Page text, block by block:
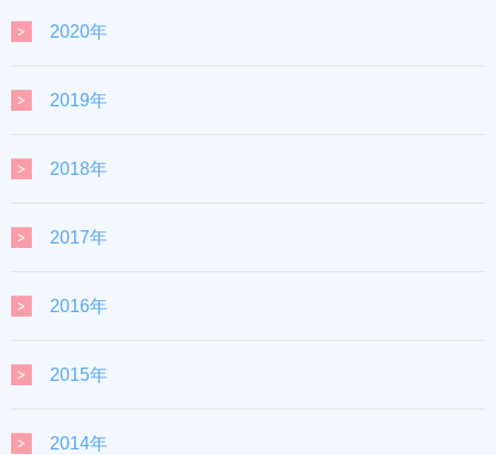
2020年
2019年
2018年
2017年
2016年
2015年
2014年